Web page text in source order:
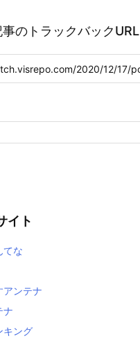
事のトラックバックURL
イト
てな
アンテナ
ナ
キング